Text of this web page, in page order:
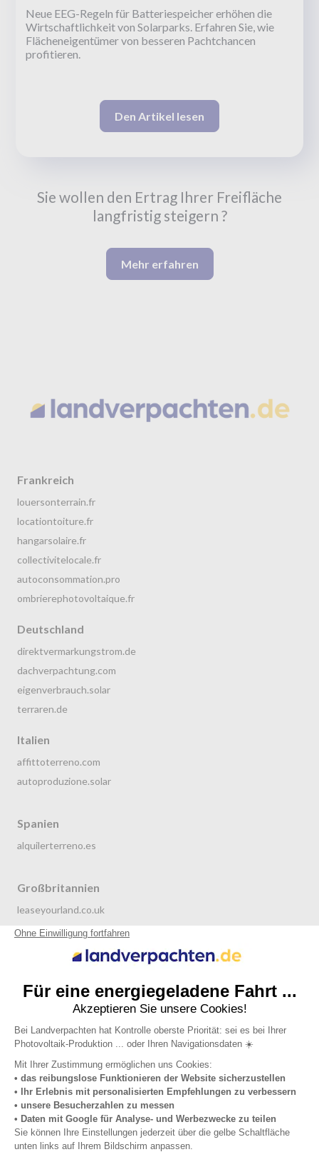
Neue EEG-Regeln für Batteriespeicher erhöhen die
Wirtschaftlichkeit von Solarparks. Erfahren Sie, wie
Flächeneigentümer von besseren Pachtchancen
profitieren.
Den Artikel lesen
Sie wollen den Ertrag Ihrer Freifläche
langfristig steigern ?
Mehr erfahren
Frankreich
louersonterrain.fr
locationtoiture.fr
hangarsolaire.fr
collectivitelocale.fr
autoconsommation.pro
ombrierephotovoltaique.fr
Deutschland
direktvermarkungstrom.de
dachverpachtung.com
eigenverbrauch.solar
terraren.de
Italien
affittoterreno.com
autoproduzione.solar
Spanien
alquilerterreno.es
Großbritannien
leaseyourland.co.uk
terraren.com
grondverpachten.nl
Datenschutzrichtlinie
Allgemeine Nutzungsbedingungen
Impressum
Über uns